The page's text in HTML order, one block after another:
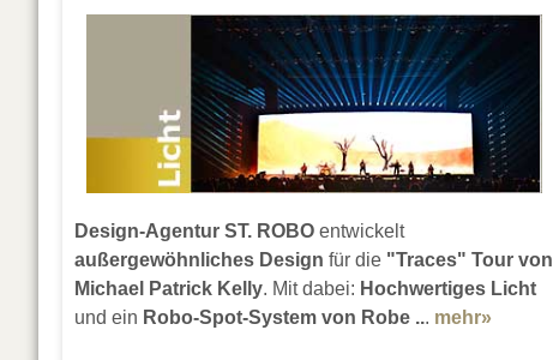
Design-Agentur ST. ROBO entwickelt
außergewöhnliches Design für die "Traces" Tour von
Michael Patrick Kelly. Mit dabei: Hochwertiges Licht
und ein Robo-Spot-System von Robe ... mehr»